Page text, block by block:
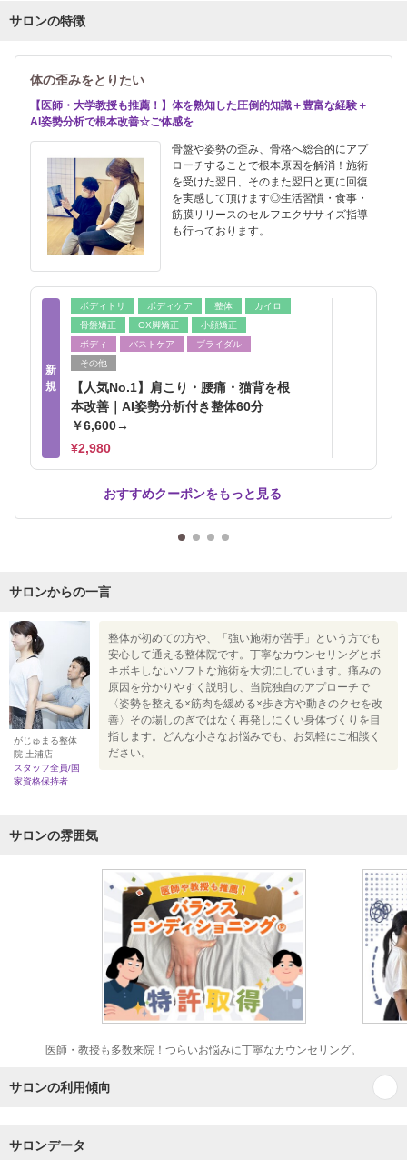
サロンの特徴
体の歪みをとりたい
【医師・大学教授も推薦！】体を熟知した圧倒的知識＋豊富な経験＋
AI姿勢分析で根本改善☆ご体感を
骨盤や姿勢の歪み、骨格へ総合的にアプ
ローチすることで根本原因を解消！施術
を受けた翌日、そのまた翌日と更に回復
を実感して頂けます◎生活習慣・食事・
筋膜リリースのセルフエクササイズ指導
も行っております。
新
規
ボディトリ ボディケア 整体
カイロ
骨盤矯正
OX脚矯正
小顔矯正
ボディ
バストケア
ブライダル
その他
【人気No.1】肩こり・腰痛・猫背を根
本改善｜AI姿勢分析付き整体60分
￥6,600→
¥2,980
おすすめクーポンをもっと見る
サロンからの一言
がじゅまる整体
院 土浦店
スタッフ全員/国
家資格保持者
整体が初めての方や、「強い施術が苦手」という方でも
安心して通える整体院です。丁寧なカウンセリングとボ
キボキしないソフトな施術を大切にしています。痛みの
原因を分かりやすく説明し、当院独自のアプローチで
〈姿勢を整える×筋肉を緩める×歩き方や動きのクセを改
善〉その場しのぎではなく再発しにくい身体づくりを目
指します。どんな小さなお悩みでも、お気軽にご相談く
ださい。
サロンの雰囲気
医師・教授も多数来院！つらいお悩みに丁寧なカウンセリング。
サロンの利用傾向
サロンデータ